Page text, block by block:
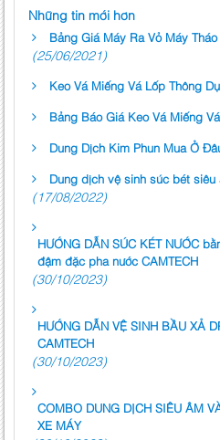
Những tin mới hơn
Bảng Giá Máy Ra Vỏ Máy
(25/06/2021)
Keo Vá Miếng Vá Lốp Thông
Bảng Báo Giá Keo Vá Miếng
Dung Dịch Kim Phun Mua Ở
Dung dịch vệ sinh súc bét
(17/08/2022)
HƯỚNG DẪN SÚC KÉT NƯỚC
đậm đặc pha nước CAMTECH
(30/10/2023)
HƯỚNG DẪN VỆ SINH BẦU XẢ
CAMTECH
(30/10/2023)
COMBO DUNG DỊCH SIÊU ÂM
XE MÁY